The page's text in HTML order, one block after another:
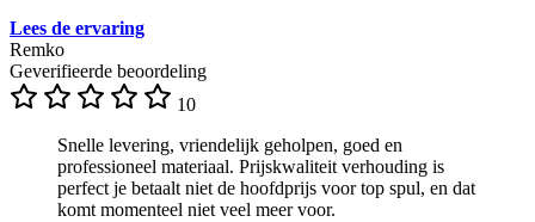
Lees de ervaring
Remko
Geverifieerde beoordeling
10
Snelle levering, vriendelijk geholpen, goed en
professioneel materiaal. Prijskwaliteit verhouding is
perfect je betaalt niet de hoofdprijs voor top spul, en dat
komt momenteel niet veel meer voor.